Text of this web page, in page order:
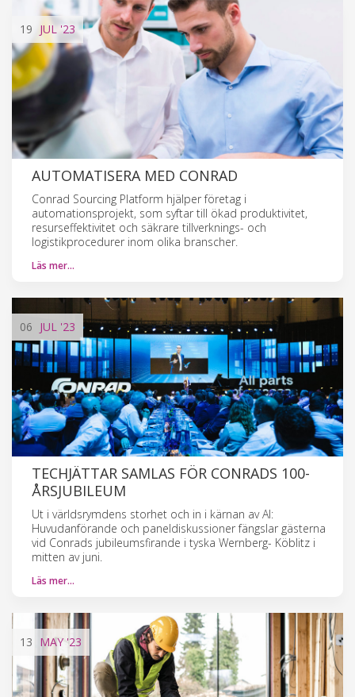
19 JUL '23
AUTOMATISERA MED CONRAD
Conrad Sourcing Platform hjälper företag i
automationsprojekt, som syftar till ökad produktivitet,
resurseffektivitet och säkrare tillverknings- och
logistikprocedurer inom olika branscher.
Läs mer…
06 JUL '23
TECHJÄTTAR SAMLAS FÖR CONRADS 100-
ÅRSJUBILEUM
Ut i världsrymdens storhet och in i kärnan av AI:
Huvudanförande och paneldiskussioner fängslar gästerna
vid Conrads jubileumsfirande i tyska Wernberg- Köblitz i
mitten av juni.
Läs mer…
13 MAY'23